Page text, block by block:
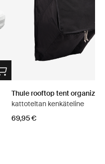
Thule rooftop tent organizer
kattoteltan kenkäteline
69,95 €